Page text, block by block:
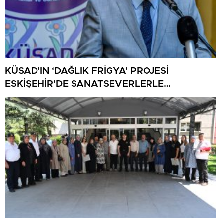
KÜSAD’IN ‘DAĞLIK FRİGYA’ PROJESİ
ESKİŞEHİR’DE SANATSEVERLERLE
BULUŞUYOR